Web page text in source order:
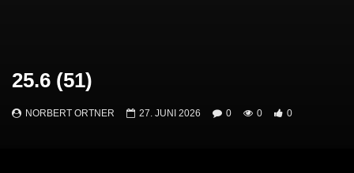
25.6 (51)
NORBERT ORTNER 27. JUNI 2026 0 0 0